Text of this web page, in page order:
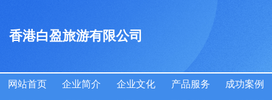
香港白盈旅游有限公司
网站首页 企业简介 企业文化 产品服务 成功案例